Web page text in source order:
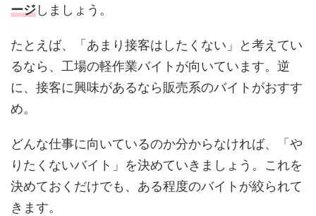
ージしましょう。
たとえば、「あまり接客はしたくない」と考えてい
るなら、工場の軽作業バイトが向いています。逆
に、接客に興味があるなら販売系のバイトがおすす
め。
どんな仕事に向いているのか分からなければ、「や
りたくないバイト」を決めていきましょう。これを
決めておくだけでも、ある程度のバイトが絞られて
きます。